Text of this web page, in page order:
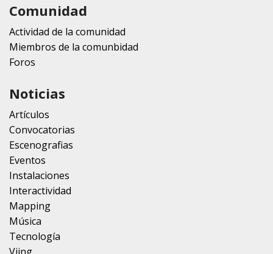
Comunidad
Actividad de la comunidad
Miembros de la comunbidad
Foros
Noticias
Artículos
Convocatorias
Escenografias
Eventos
Instalaciones
Interactividad
Mapping
Música
Tecnología